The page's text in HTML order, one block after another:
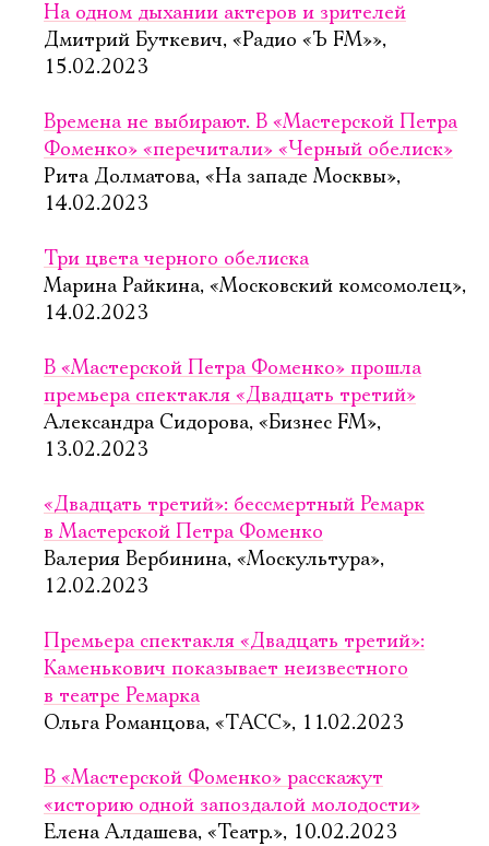
На одном дыхании актеров и зрителей
Дмитрий Буткевич, «Радио «Ъ FM»»,
15.02.2023
Времена не выбирают. В «Мастерской Петра
Фоменко» «перечитали» «Черный обелиск»
Рита Долматова, «На западе Москвы»,
14.02.2023
Три цвета черного обелиска
Марина Райкина, «Московский комсомолец»,
14.02.2023
В «Мастерской Петра Фоменко» прошла
премьера спектакля «Двадцать третий»
Александра Сидорова, «Бизнес FM»,
13.02.2023
«Двадцать третий»: бессмертный Ремарк
в Мастерской Петра Фоменко
Валерия Вербинина, «Москультура»,
12.02.2023
Премьера спектакля «Двадцать третий»:
Каменькович показывает неизвестного
в театре Ремарка
Ольга Романцова, «ТАСС», 11.02.2023
В «Мастерской Фоменко» расскажут
«историю одной запоздалой молодости»
Елена Алдашева, «Театр.», 10.02.2023